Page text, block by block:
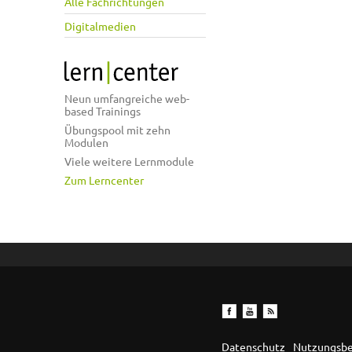
Digitalmedien
Neun umfangreiche web-
based Trainings
Übungspool mit zehn
Modulen
Viele weitere Lernmodule
Zum Lerncenter
Datenschutz